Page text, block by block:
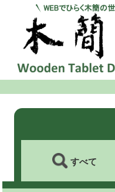
すべて